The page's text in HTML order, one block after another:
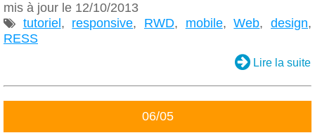
mis à jour le 12/10/2013
 tutoriel , responsive, RWD, mobile,Web,design,
RESS
 Lire la suite
06/05